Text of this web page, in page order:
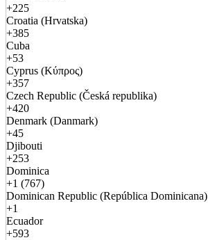
+225
Croatia (Hrvatska)
+385
Cuba
+53
Cyprus (Κύπρος)
+357
Czech Republic (Česká republika)
+420
Denmark (Danmark)
+45
Djibouti
+253
Dominica
+1 (767)
Dominican Republic (República Dominicana)
+1
Ecuador
+593